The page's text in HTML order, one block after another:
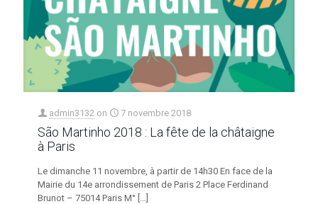
admin3132 on 7 novembre 2018
São Martinho 2018 : La fête de la châtaigne
à Paris
Le dimanche 11 novembre, à partir de 14h30 En face de la
Mairie du 14e arrondissement de Paris 2 Place Ferdinand
Brunot – 75014 Paris M° […]